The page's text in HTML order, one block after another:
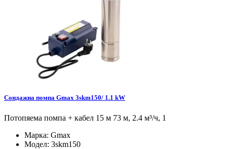
Сондажна помпа Gmax 3skm150/ 1.1 kW
Потопяема помпа + кабел 15 м 73 м, 2.4 м³/ч, 1
Марка: Gmax
Модел: 3skm150